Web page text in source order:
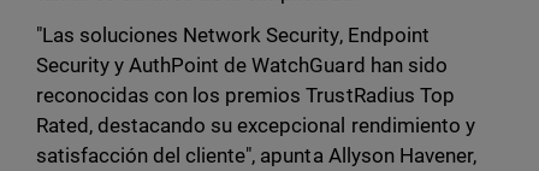
"Las soluciones Network Security, Endpoint
Security y AuthPoint de WatchGuard han sido
reconocidas con los premios TrustRadius Top
Rated, destacando su excepcional rendimiento y
satisfacción del cliente", apunta Allyson Havener,